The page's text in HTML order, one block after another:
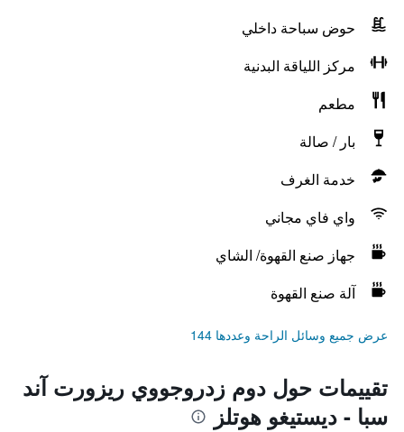
حوض سباحة داخلي
مركز اللياقة البدنية
مطعم
بار / صالة
خدمة الغرف
واي فاي مجاني
جهاز صنع القهوة/ الشاي
آلة صنع القهوة
عرض جميع وسائل الراحة وعددها 144
تقييمات حول دوم زدروجووي ريزورت آند
سبا - ديستيغو هوتلز